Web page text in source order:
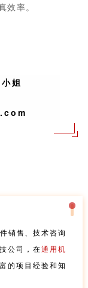
率。
姐
销售、技术咨询
公司 ， 在通用机
的项目经验和知